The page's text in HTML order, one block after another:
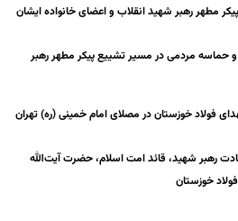
مطهر رهبر شهید انقلاب و اعضای خانواده ایشان
حماسه مردمی در مسیر تشییع پیکر مطهر رهبر
فولاد خوزستان در مصلای امام خمینی (ره) تهران
رهبر شهید، قائد امت اسلام، حضرت آیت‌الله
خوزستان